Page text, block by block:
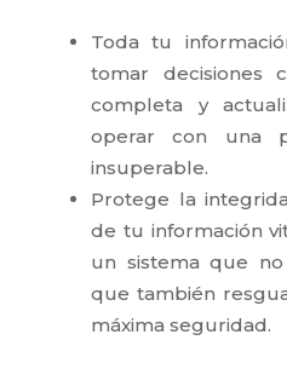
Toda tu
tomar decisiones
completa y
operar con una
insuperable.
Protege la
de tu información
un sistema que
que también
máxima seguridad.